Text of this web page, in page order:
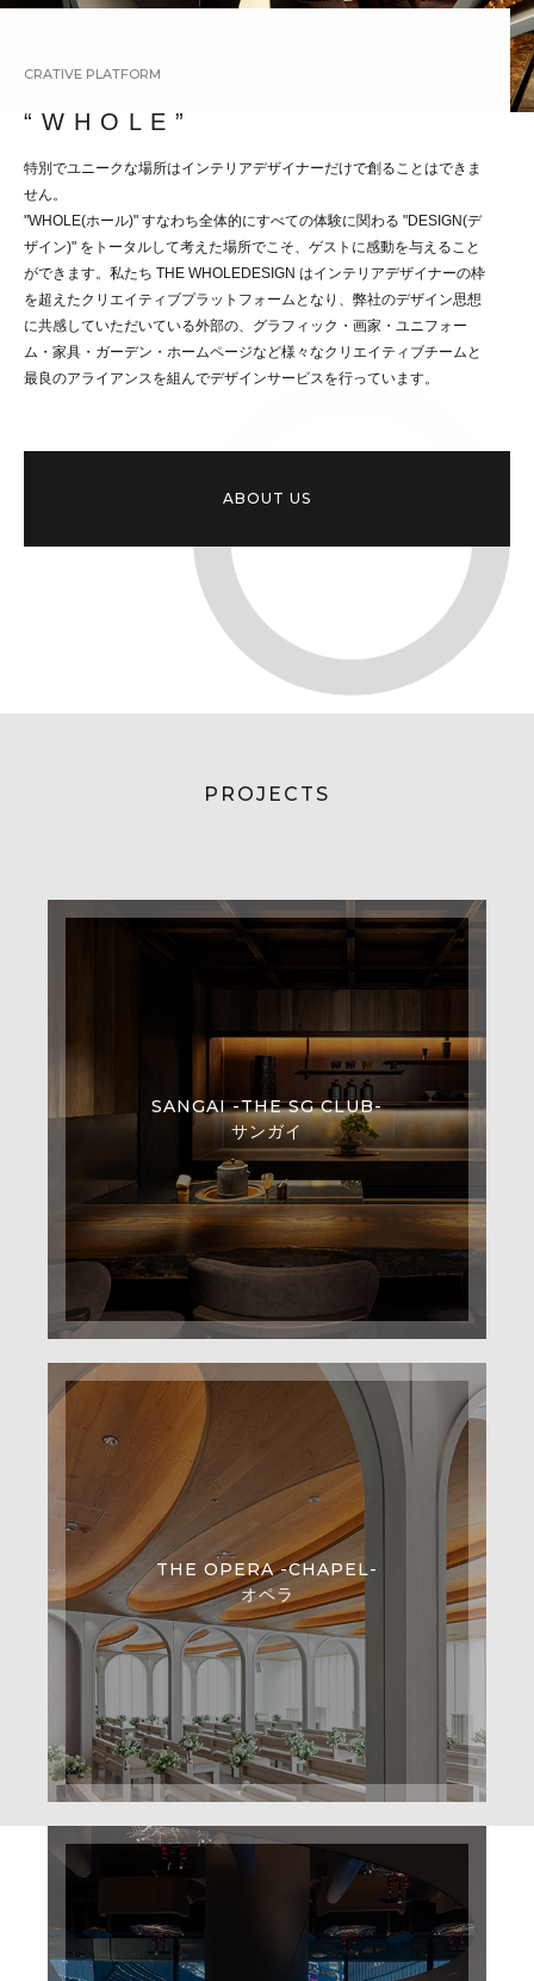
CRATIVE PLATFORM
“ W H O L E ”
特別でユニークな場所はインテリアデザイナーだけで創ることはできま
せん。
"WHOLE(ホール)" すなわち全体的にすべての体験に関わる "DESIGN(デ
ザイン)" をトータルして考えた場所でこそ、ゲストに感動を与えること
ができます。私たち THE WHOLEDESIGN はインテリアデザイナーの枠
を超えたクリエイティブプラットフォームとなり、弊社のデザイン思想
に共感していただいている外部の、グラフィック・画家・ユニフォー
ム・家具・ガーデン・ホームページなど様々なクリエイティブチームと
最良のアライアンスを組んでデザインサービスを行っています。
ABOUT US
PROJECTS
SANGAI -THE SG CLUB-
サンガイ
THE OPERA -CHAPEL-
オペラ